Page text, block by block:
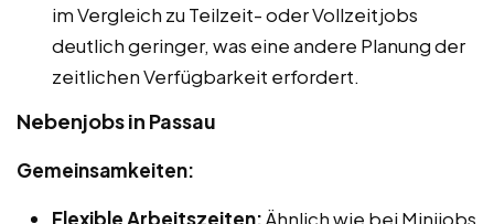
im Vergleich zu Teilzeit- oder Vollzeitjobs
deutlich geringer, was eine andere Planung der
zeitlichen Verfügbarkeit erfordert.
Nebenjobs in Passau
Gemeinsamkeiten:
Flexible Arbeitszeiten:Ähnlich wie bei Minijobs